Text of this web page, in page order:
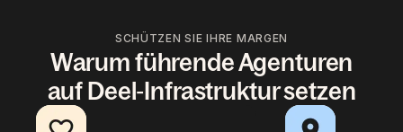
SCHÜTZEN SIE IHRE MARGEN
Warum führende Agenturen
auf Deel‑Infrastruktur setzen